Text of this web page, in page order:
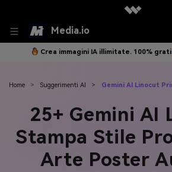
Media.io
Crea immagini IA illimitate. 100%
Home > Suggerimenti AI > Gemini AI Linocut
25+ Gemini AI
Stampa Stile
Arte Poster